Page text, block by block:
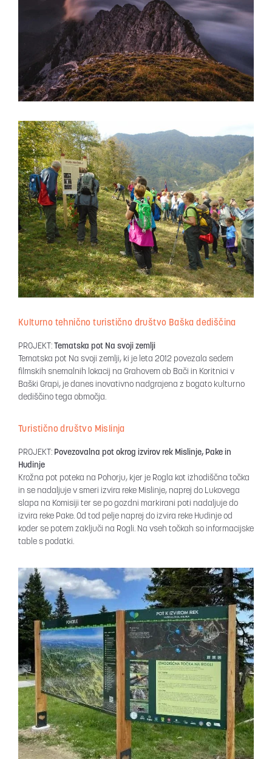
Kulturno tehnično turistično društvo Baška dediščina
PROJEKT: Tematska pot Na svoji zemlji
Tematska pot Na svoji zemlji, ki je leta 2012 povezala sedem
filmskih snemalnih lokacij na Grahovem ob Bači in Koritnici v
Baški Grapi, je danes inovativno nadgrajena z bogato kulturno
dediščino tega območja.
Turistično društvo Mislinja
PROJEKT: Povezovalna pot okrog izvirov rek Mislinje, Pake in
Hudinje
Krožna pot poteka na Pohorju, kjer je Rogla kot izhodiščna točka
in se nadaljuje v smeri izvira reke Mislinje, naprej do Lukovega
slapa na Komisiji ter se po gozdni markirani poti nadaljuje do
izvira reke Pake. Od tod pelje naprej do izvira reke Hudinje od
koder se potem zaključi na Rogli. Na vseh točkah so informacijske
table s podatki.